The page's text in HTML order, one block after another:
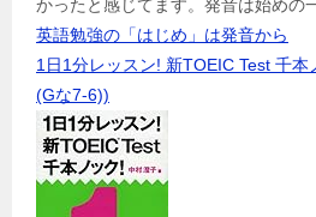
かったと感じてます。発音は始めの
英語勉強の「はじめ」は発音から
1日1分レッスン! 新TOEIC Test 千
(Gな7-6))